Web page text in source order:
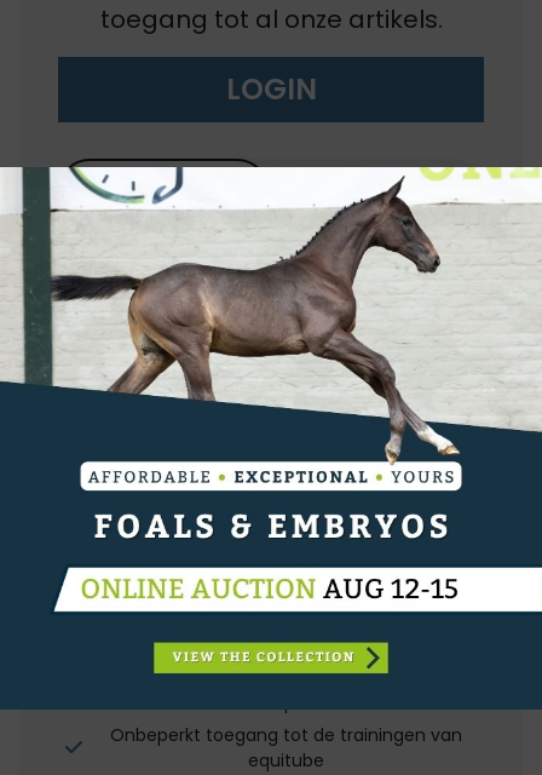
toegang tot al onze artikels.
LOGIN
abonneren koop
EQU+
EQU+ / de Paarden
gazet
BEST
VALUE
de Paarden gazet
€5,50/maand
OF
€55,00/
Onbeperkt toegang tot alle digitale content
Onbeperkt toegang tot de trainingen van
equitube